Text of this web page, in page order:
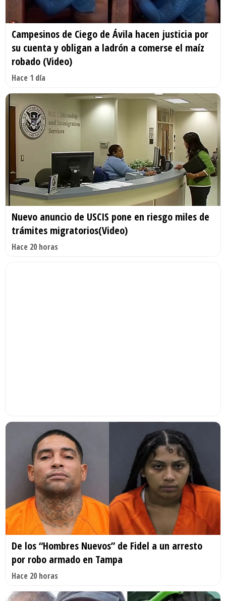
Campesinos de Ciego de Ávila hacen justicia por
su cuenta y obligan a ladrón a comerse el maíz
robado (Video)
Hace 1 día
Nuevo anuncio de USCIS pone en riesgo miles de
trámites migratorios(Video)
Hace 20 horas
De los “Hombres Nuevos” de Fidel a un arresto
por robo armado en Tampa
Hace 20 horas